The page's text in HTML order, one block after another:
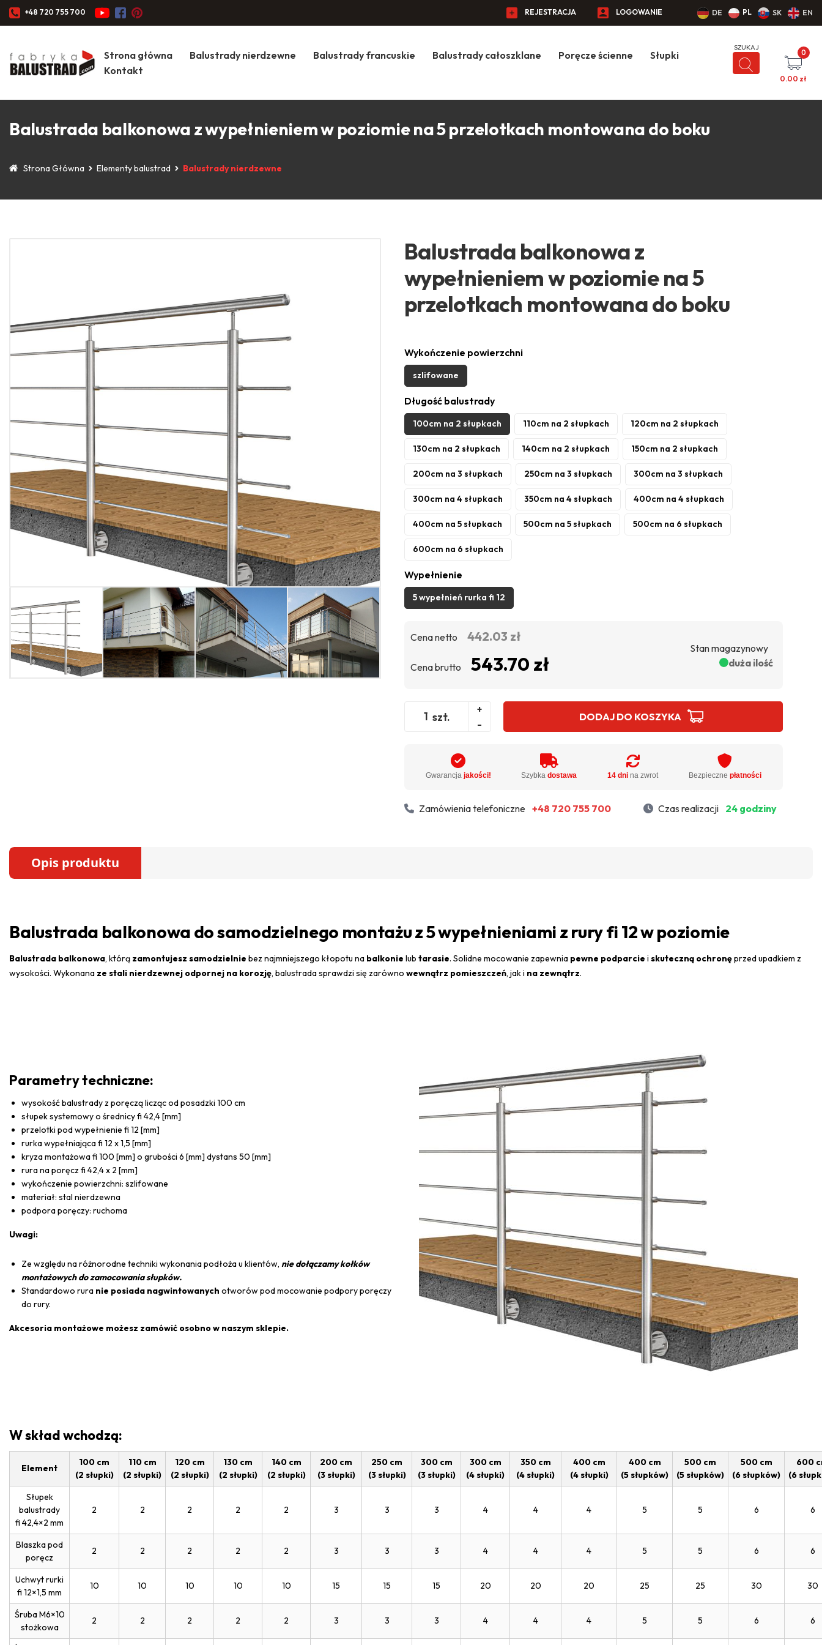
+48 720 755 700 REJESTRACJA LOGOWANIE DE PL SK EN
Strona główna Balustrady nierdzewne Balustrady francuskie Balustrady całoszklane Poręcze ścienne
Słupki
Kontakt
0
0.00 zł
Balustrada balkonowa z wypełnieniem w poziomie na 5 przelotkach montowana do boku
Strona Główna Elementy balustrad Balustrady nierdzewne
Balustrada balkonowa z
wypełnieniem w poziomie na 5
przelotkach montowana do boku
Wykończenie powierzchni
szlifowane
Długość balustrady
100cm na 2 słupkach 110cm na 2 słupkach 120cm na 2 słupkach
130cm na 2 słupkach 140cm na 2 słupkach 150cm na 2 słupkach
200cm na 3 słupkach 250cm na 3 słupkach 300cm na 3 słupkach
300cm na 4 słupkach 350cm na 4 słupkach 400cm na 4 słupkach
400cm na 5 słupkach 500cm na 5 słupkach 500cm na 6 słupkach
600cm na 6 słupkach
Wypełnienie
5 wypełnień rurka fi 12
Cena netto 442.03 zł
Cena brutto 543.70 zł
Stan magazynowy
duża ilość
szt.
+
-
DODAJ DO KOSZYKA
Gwarancja jakości! Szybkadostawa 14 dni na zwrot Bezpieczne płatności
Zamówienia telefoniczne +48 720 755 700 Czas realizacji 24 godziny
Opis produktu
Balustrada balkonowa do samodzielnego montażu z 5 wypełnieniami z rury fi 12 w poziomie
Balustrada balkonowa, którą zamontujesz samodzielnie bez najmniejszego kłopotu na balkonie lub tarasie. Solidne mocowanie zapewnia pewne podparcie i skuteczną ochronęprzed upadkiem z
wysokości. Wykonana ze stali nierdzewnej odpornej na korozję, balustrada sprawdzi się zarówno wewnątrz pomieszczeń, jak i na zewnątrz.
Parametry techniczne:
wysokość balustrady z poręczą licząc od posadzki 100 cm
słupek systemowy o średnicy fi 42,4 [mm]
przelotki pod wypełnienie fi 12 [mm]
rurka wypełniająca fi 12 x 1,5 [mm]
kryza montażowa fi 100 [mm] o grubości 6 [mm] dystans 50 [mm]
rura na poręcz fi 42,4 x 2 [mm]
wykończenie powierzchni: szlifowane
materiał: stal nierdzewna
podpora poręczy: ruchoma
Uwagi:
Ze względu na różnorodne techniki wykonania podłoża u klientów, nie dołączamy kołków
montażowych do zamocowania słupków.
Standardowo rura nie posiada nagwintowanych otworów pod mocowanie podpory poręczy
do rury.
Akcesoria montażowe możesz zamówić osobno w naszym sklepie.
W skład wchodzą:
Element
100 cm
(2 słupki)
110 cm
(2 słupki)
120 cm
(2 słupki)
130 cm
(2 słupki)
140 cm
(2 słupki)
200 cm
(3 słupki)
250 cm
(3 słupki)
300 cm
(3 słupki)
300 cm
(4 słupki)
350 cm
(4 słupki)
400 cm
(4 słupki)
400 cm
(5 słupków)
500 cm
(5 słupków)
500 cm
(6 słupków)
600
(6
Słupek
balustrady
fi 42,4×2 mm
2 2 2 2 2 3 3 3 4 4 4 5 5 6 6
Blaszka pod
poręcz
2 2 2 2 2 3 3 3 4 4 4 5 5 6 6
Uchwyt rurki
fi 12×1,5 mm
10 10 10 10 10 15 15 15 20 20 20 25 25 30 30
Śruba M6×10
stożkowa
2 2 2 2 2 3 3 3 4 4 4 5 5 6 6